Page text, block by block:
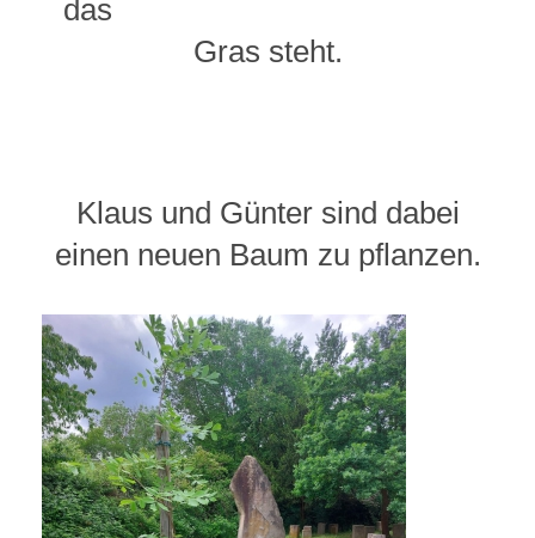
das
Gras steht.
Klaus und Günter sind dabei
einen neuen Baum zu pflanzen.